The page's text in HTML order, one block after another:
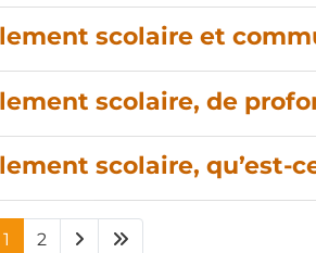
scolaire et
scolaire, de
scolaire, qu’est-
1 2